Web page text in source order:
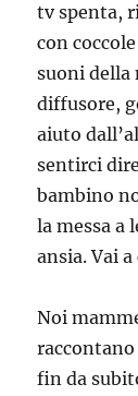
tv spenta,
con
suoni della
diffusore,
aiuto
sentirci
bambino
la messa a
ansia. Vai
Noi
fin da